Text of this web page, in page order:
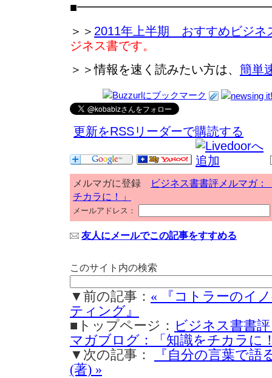
＞＞ 2011年上半期 おすすめビジネ
ジネス書です。
＞＞情報を速く読みたい方は、 簡単
更新をRSSリーダーで購読する
メルマガに登録
ビジネス書書評メルマガ：
チカラに！」
メールアドレス：
友人にメールでこの記事をすすめる
このサイト内の検索
▼前の記事： « 『コトラーのイ
ティング』
■トップページ： ビジネス書書
マガブログ：「知識をチカラに
▼次の記事：
『自分の言葉で語
(著) »